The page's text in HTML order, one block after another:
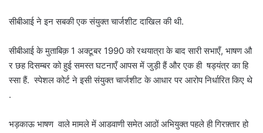
सीबीआई ने इन सबकी एक संयुक्त चार्जशीट दाखिल की थी.
सीबीआई के मुताबिक़ 1 अक्टूबर 1990 को रथयात्रा के बाद सारी सभाएँ, भाषण औ
र छह दिसम्बर को हुई समस्त घटनाएँ आपस में जुड़ी हैं और एक ही षड्यंत्र का हि
स्सा हैं. स्पेशल कोर्ट ने इसी संयुक्त चार्जशीट के आधार पर आरोप निर्धारित किए थे
.
भड़काऊ भाषण वाले मामले में आडवाणी समेत आठों अभियुक्त पहले ही गिरफ़्तार हो